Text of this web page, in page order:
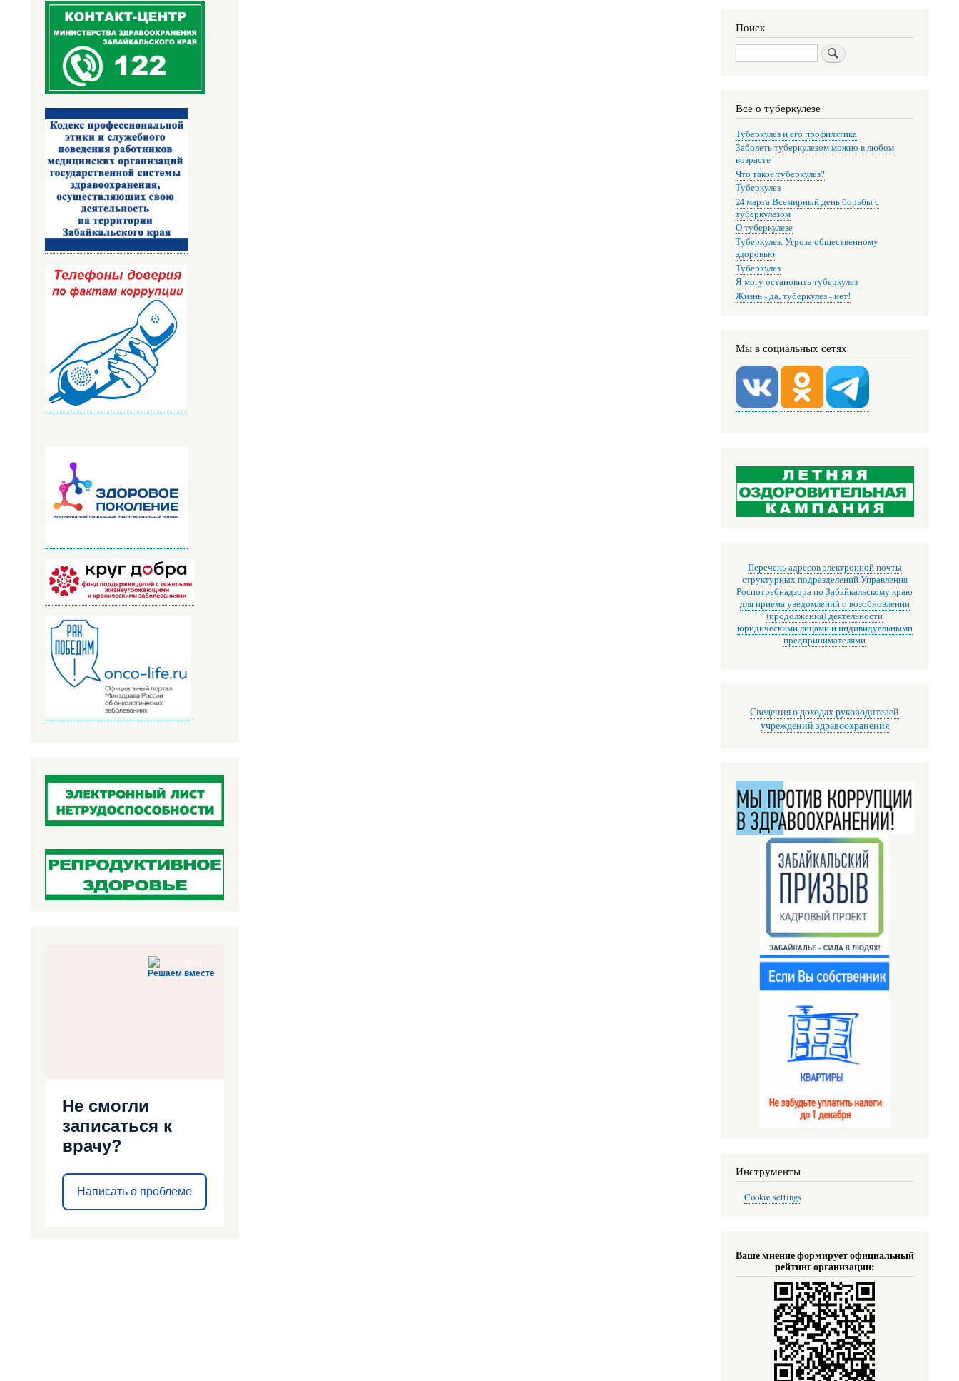
Решаем вместе
Не смогли
записаться к
врачу?
Написать о проблеме
Поиск
Поиск
Все о туберкулезе
Туберкулез и его профилктика
Заболеть туберкулезом можно в любом
возрасте
Что такое туберкулез?
Туберкулез
24 марта Всемирный день борьбы с
туберкулезом
О туберкулезе
Туберкулез. Угроза общественному
здоровью
Туберкулез
Я могу остановить туберкулез
Жизнь - да, туберкулез - нет!
Мы в социальных сетях
Перечень адресов электронной почты
структурных подразделений Управления
Роспотребнадзора по Забайкальскому краю
для приема уведомлений о возобновлении
(продолжения) деятельности
юридическими лицами и индивидуальными
предпринимателями
Сведения о доходах руководителей
учреждений здравоохранения
Инструменты
Cookie settings
Ваше мнение формирует официальный
рейтинг организации: